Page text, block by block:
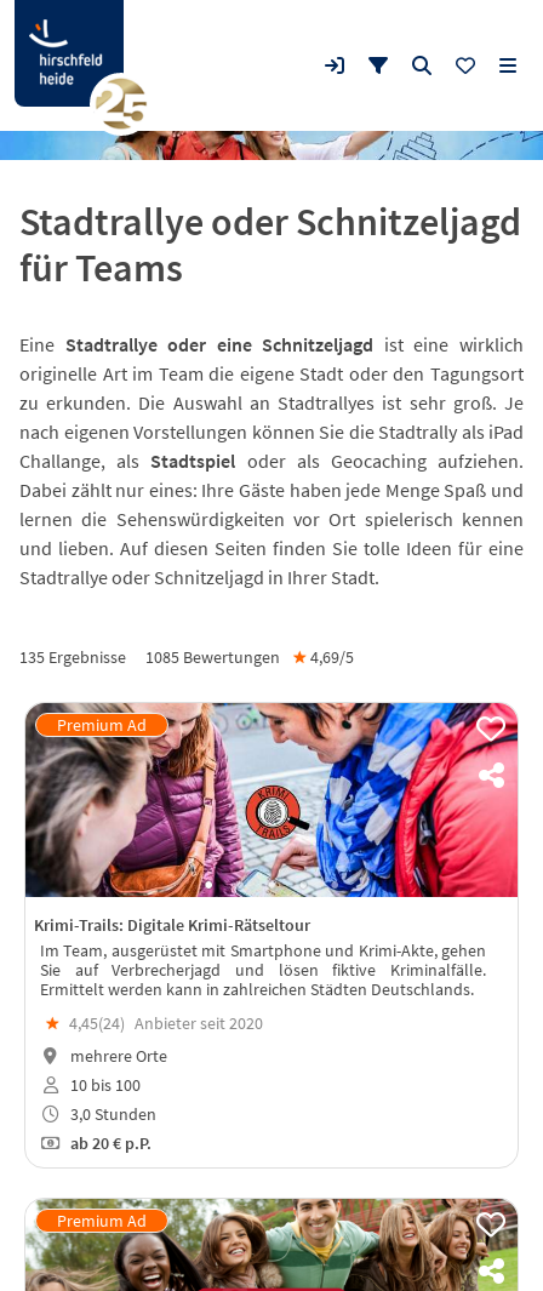
Stadtrallye oder Schnitzeljagd
für Teams
Eine Stadtrallye oder eine Schnitzeljagd ist eine wirklich
originelle Art im Team die eigene Stadt oder den Tagungsort
zu erkunden. Die Auswahl an Stadtrallyes ist sehr groß. Je
nach eigenen Vorstellungen können Sie die Stadtrally als iPad
Challange, als Stadtspiel oder als Geocaching aufziehen.
Dabei zählt nur eines: Ihre Gäste haben jede Menge Spaß und
lernen die Sehenswürdigkeiten vor Ort spielerisch kennen
und lieben. Auf diesen Seiten finden Sie tolle Ideen für eine
Stadtrallye oder Schnitzeljagd in Ihrer Stadt.
135 Ergebnisse 1085 Bewertungen ★4,69/5
Krimi-Trails: Digitale Krimi-Rätseltour
Im Team, ausgerüstet mit Smartphone und Krimi-Akte, gehen
Sie auf Verbrecherjagd und lösen fiktive Kriminalfälle.
Ermittelt werden kann in zahlreichen Städten Deutschlands.
★ 4,45(24) Anbieter seit 2020
mehrere Orte
10 bis 100
3,0 Stunden
ab20 € p.P.